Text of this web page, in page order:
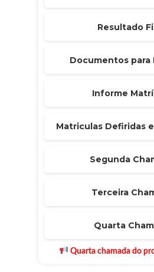
Resultado
Documentos para
Informe
Matriculas Defiridas
Segunda
Terceira
Quarta
Quarta chamada do